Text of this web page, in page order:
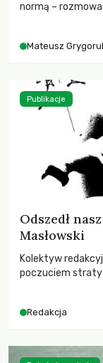
normą –
Mateusz
Odszedł
Masłowski
Kolektyw
poczuciem straty
Redakcja
Publikacje